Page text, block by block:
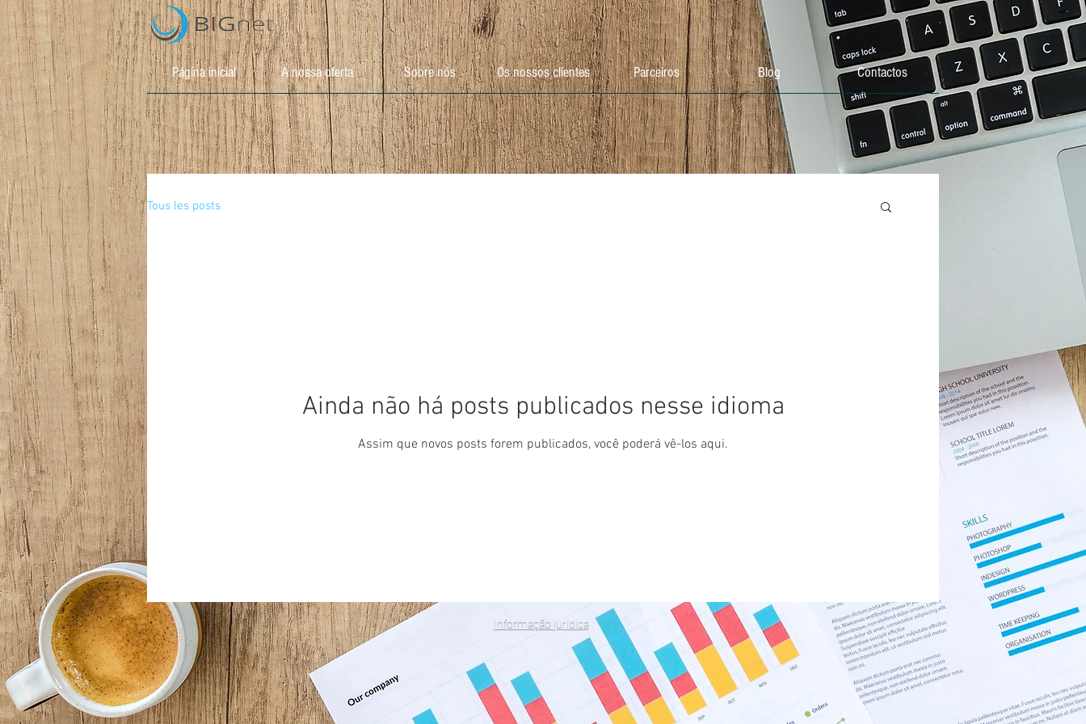
Página inicial A nossa oferta Sobre nós Os nossos clientes Parceiros Blog Contactos
Tous les posts
Ainda não há posts publicados nesse idioma
Assim que novos posts forem publicados, você poderá vê-los aqui.
Informação jurídica